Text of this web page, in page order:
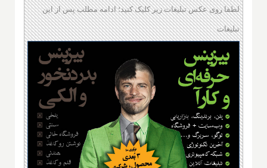
لطفا روی عکس تبلیغات زیر کلیک کنید؛ ادامه مطلب پس از این
تبلیغات